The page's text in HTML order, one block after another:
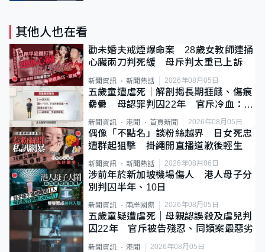
其他人也在看
勸未婚夫戒煙爆命案 28歲女教師連捅
心臟兩刀判死緩 母斥判太重已上訴
新聞資訊 新聞熱話 2026年08月05日
五歲童遭虐死｜解剖揭長期捱餓、傷痕
纍纍 母認罪判囚22年 官斥冷血：同
類案最惡劣
新聞資訊 港聞 首頁新聞 2026年08月05日
偶像「不點名」談粉絲越界 日女死忠
遭群起狙擊 掛繩開直播道歉後輕生
新聞資訊 新聞熱話 2026年08月06日
涉前年於新加坡機場傷人 港人母子分
別判囚半年、10日
新聞資訊 兩岸國際 2026年08月05日
五歲童疑遭虐死｜母親認誤殺及虐兒判
囚22年 官斥被告殘忍、同類案最惡劣
新聞資訊 港聞 2026年08月05日